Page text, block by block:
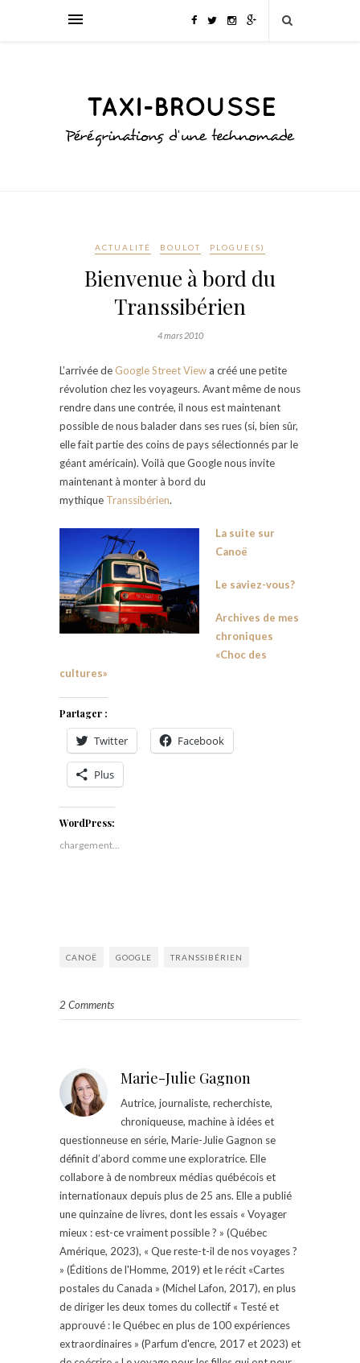
ACTUALITÉ BOULOT PLOGUE(S)
Bienvenue à bord du
Transsibérien
4 mars 2010
L’arrivée de Google Street View a créé une petite
révolution chez les voyageurs. Avant même de nous
rendre dans une contrée, il nous est maintenant
possible de nous balader dans ses rues (si, bien sûr,
elle fait partie des coins de pays sélectionnés par le
géant américain). Voilà que Google nous invite
maintenant à monter à bord du
mythique Transsibérien.
La suite sur
Canoë
Le saviez-vous?
Archives de mes
chroniques
«Choc des
cultures»
Partager :
Twitter Facebook
Plus
WordPress:
chargement…
CANOË GOOGLE TRANSSIBÉRIEN
2 Comments
Marie-Julie Gagnon
Autrice, journaliste, recherchiste,
chroniqueuse, machine à idées et
questionneuse en série, Marie-Julie Gagnon se
définit d’abord comme une exploratrice. Elle
collabore à de nombreux médias québécois et
internationaux depuis plus de 25 ans. Elle a publié
une quinzaine de livres, dont les essais « Voyager
mieux : est-ce vraiment possible ? » (Québec
Amérique, 2023), « Que reste-t-il de nos voyages ?
» (Éditions de l'Homme, 2019) et le récit «Cartes
postales du Canada » (Michel Lafon, 2017), en plus
de diriger les deux tomes du collectif « Testé et
approuvé : le Québec en plus de 100 expériences
extraordinaires » (Parfum d'encre, 2017 et 2023) et